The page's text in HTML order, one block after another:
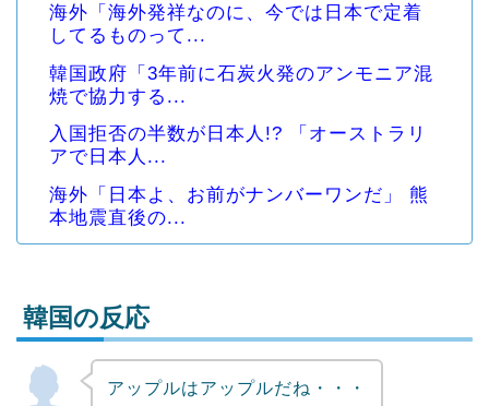
海外「海外発祥なのに、今では日本で定着
してるものって...
韓国政府「3年前に石炭火発のアンモニア混
焼で協力する...
入国拒否の半数が日本人!? 「オーストラリ
アで日本人...
海外「日本よ、お前がナンバーワンだ」 熊
本地震直後の...
Powered by livedoor 相互RSS
韓国の反応
アップルはアップルだね・・・